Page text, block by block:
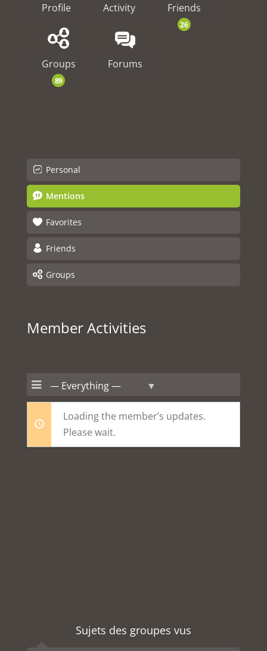
Profile Activity Friends
26
Groups
89
Forums
Personal
Mentions
Favorites
Friends
Groups
Member Activities
Loading the member’s updates.
Please wait.
Sujets des groupes vus